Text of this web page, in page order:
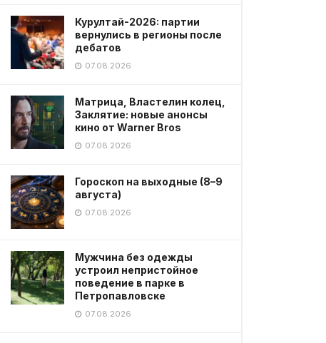
Курултай-2026: партии
вернулись в регионы после
дебатов
07.08.2026
Матрица, Властелин колец,
Заклятие: новые анонсы
кино от Warner Bros
07.08.2026
Гороскоп на выходные (8–9
августа)
07.08.2026
Мужчина без одежды
устроил непристойное
поведение в парке в
Петропавловске
07.08.2026